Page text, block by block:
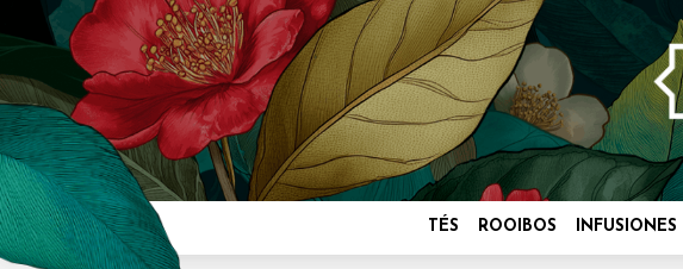
TÉS ROOIBOS INFUSIONES